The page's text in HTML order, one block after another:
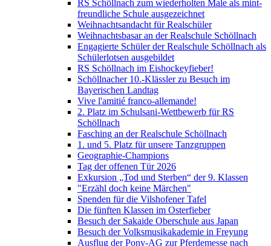
RS Schöllnach zum wiederholten Male als mint-
freundliche Schule ausgezeichnet
Weihnachtsandacht für Realschüler
Weihnachtsbasar an der Realschule Schöllnach
Engagierte Schüler der Realschule Schöllnach als
Schülerlotsen ausgebildet
RS Schöllnach im Eishockeyfieber!
Schöllnacher 10.-Klässler zu Besuch im
Bayerischen Landtag
Vive l'amitié franco-allemande!
2. Platz im Schulsani-Wettbewerb für RS
Schöllnach
Fasching an der Realschule Schöllnach
1. und 5. Platz für unsere Tanzgruppen
Geographie-Champions
Tag der offenen Tür 2026
Exkursion „Tod und Sterben“ der 9. Klassen
"Erzähl doch keine Märchen"
Spenden für die Vilshofener Tafel
Die fünften Klassen im Osterfieber
Besuch der Sakaide Oberschule aus Japan
Besuch der Volksmusikakademie in Freyung
Ausflug der Pony-AG zur Pferdemesse nach